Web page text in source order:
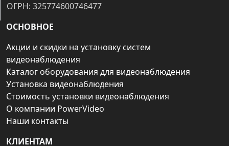
ОГРН: 325774600746477
ОСНОВНОЕ
Акции и скидки на установку систем
видеонаблюдения
Каталог оборудования для видеонаблюдения
Установка видеонаблюдения
Стоимость установки видеонаблюдения
О компании PowerVideo
Наши контакты
КЛИЕНТАМ